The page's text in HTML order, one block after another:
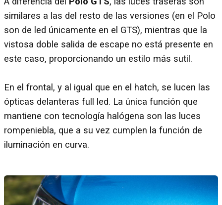
similares a las del resto de las versiones (en el Polo
son de led únicamente en el GTS), mientras que la
vistosa doble salida de escape no está presente en
este caso, proporcionando un estilo más sutil.
En el frontal, y al igual que en el hatch, se lucen las
ópticas delanteras full led. La única función que
mantiene con tecnología halógena son las luces
rompeniebla, que a su vez cumplen la función de
iluminación en curva.